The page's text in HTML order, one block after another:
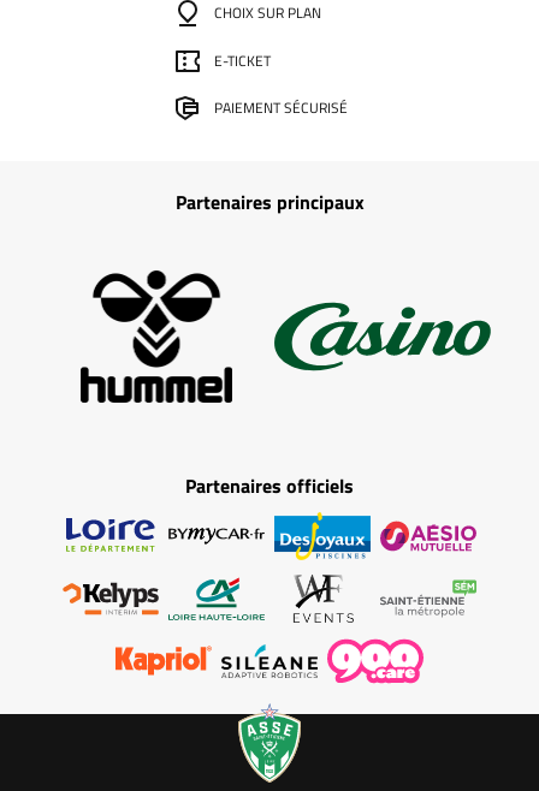
CHOIX SUR PLAN
E-TICKET
PAIEMENT SÉCURISÉ
Partenaires principaux
Partenaires officiels